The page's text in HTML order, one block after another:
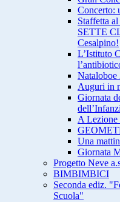
Concerto:
Staffetta
SETTE
Cesalpino!
L’Istituto
Nataloboe
Auguri in
Giornata
A Lezione
Una
Giornata
Progetto Neve
BIMBIMBICI
Seconda ediz.
Scuola"